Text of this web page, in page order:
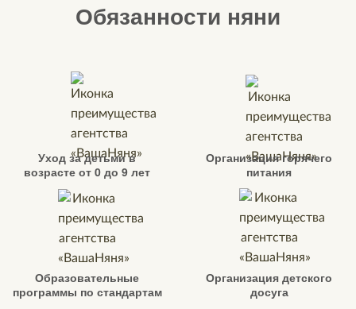
Обязанности няни
Уход за детьми в
возрасте от 0 до 9 лет
Организация горячего
питания
Образовательные
программы по стандартам
Организация детского
досуга